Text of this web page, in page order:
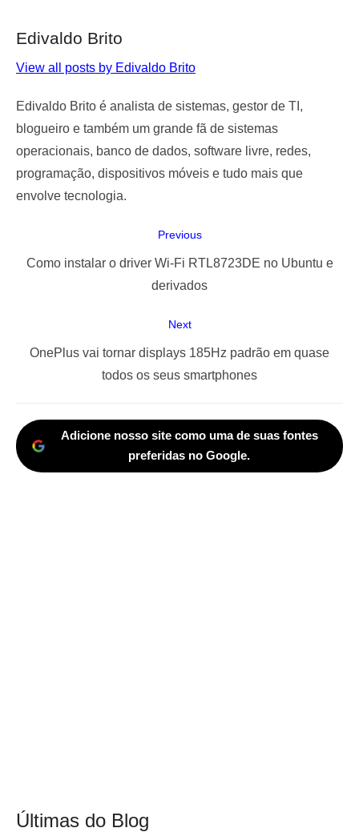
Edivaldo Brito
View all posts by Edivaldo Brito
Edivaldo Brito é analista de sistemas, gestor de TI,
blogueiro e também um grande fã de sistemas
operacionais, banco de dados, software livre, redes,
programação, dispositivos móveis e tudo mais que
envolve tecnologia.
de
Previous
Previous
Como instalar o driver Wi-Fi RTL8723DE no Ubuntu e
derivados
Next
Next
OnePlus vai tornar displays 185Hz padrão em quase
todos os seus smartphones
Adicione nosso site como uma de suas fontes
preferidas no Google.
Últimas do Blog